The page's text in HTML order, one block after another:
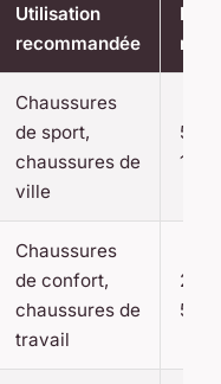
Utilisation
recommandée
Prix
Chaussures
de sport,
chaussures de
ville
50-
100€
Chaussures
de confort,
chaussures de
travail
20-
50€